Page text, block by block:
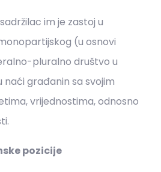
im je zastoj u
(u osnovi
pluralno društvo u
naći građanin sa svojim
vrijednostima, odnosno
pozicije